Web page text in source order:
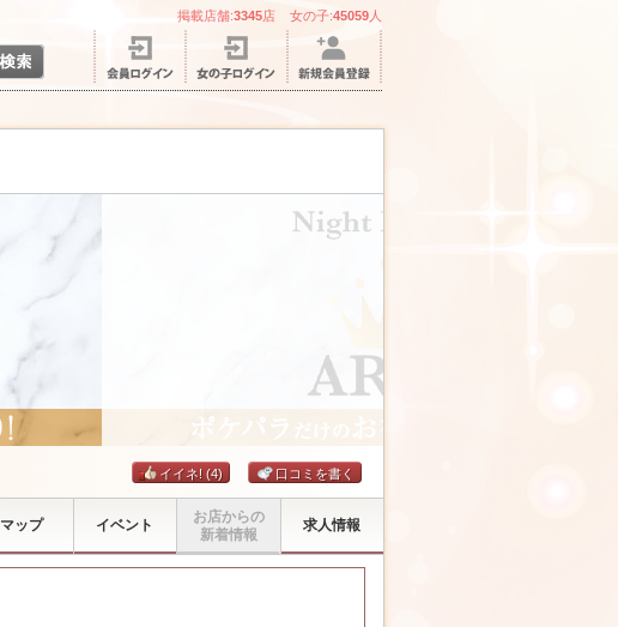
掲載店舗:3345店 女の子:45059 人
イイネ! (4) 口コミを書く
マップ イベント
お店からの
新着情報
求人情報